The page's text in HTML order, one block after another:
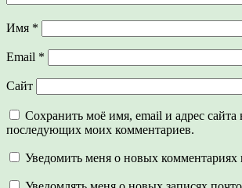
Имя *
Email *
Сайт
Сохранить моё имя, email и адрес сайта
последующих моих комментариев.
Уведомить меня о новых комментариях